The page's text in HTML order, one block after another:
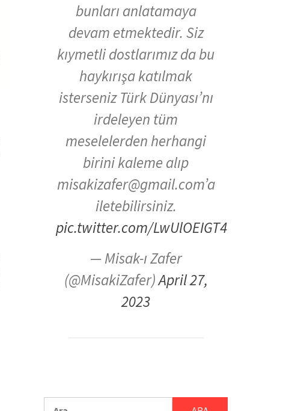
bunları anlatamaya
devam etmektedir. Siz
kıymetli dostlarımız da bu
haykırışa katılmak
isterseniz Türk Dünyası’nı
irdeleyen tüm
meselelerden herhangi
birini kaleme alıp
misakizafer@gmail.com’a
iletebilirsiniz.
pic.twitter.com/LwUlOEIGT4
— Misak-ı Zafer
(@MisakiZafer)April 27,
2023